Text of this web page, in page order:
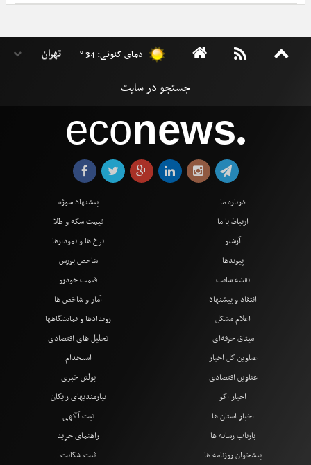
دمای کنونی: 34 °
econews●
درباره ما
ارتباط با ما
آرشیو
پیوندها
نقشه سایت
انتقاد و پیشنهاد
اعلام مشکل
میثاق حرفه‌ای
پیشنهاد سوژه
قیمت سکه و طلا
نرخ ها و نمودارها
شاخص بورس
قیمت خودرو
آمار و شاخص ها
رویدادها و نمایشگاهها
تحلیل های اقتصادی
عناوین کل اخبار
عناوین اقتصادی
اخبار اکو
اخبار استان ها
بازتاب رسانه ها
پیشخوان روزنامه ها
استخدام
بولتن خبری
نیازمندیهای رایگان
ثبت آگهی
راهنمای خرید
ثبت شکایت